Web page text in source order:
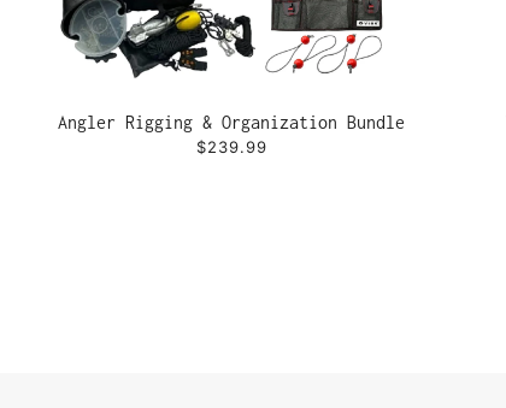
Angler Rigging & Organization Bundle
$239.99